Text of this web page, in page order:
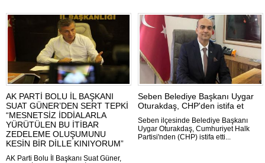
AK PARTİ BOLU İL BAŞKANI
SUAT GÜNER’DEN SERT TEPKİ
“MESNETSİZ İDDİALARLA
YÜRÜTÜLEN BU İTİBAR
ZEDELEME OLUŞUMUNU
KESİN BİR DİLLE KINIYORUM”
AK Parti Bolu İl Başkanı Suat Güner,
Seben Belediye Başkanı Uygar
Oturakdaş, CHP'den istifa et
Seben ilçesinde Belediye Başkanı
Uygar Oturakdaş, Cumhuriyet Halk
Partisi'nden (CHP) istifa etti...